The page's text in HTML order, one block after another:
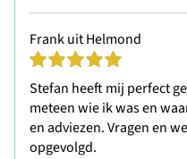
Frank uit Helmond
Stefan heeft mij perfect
meteen wie ik was en
en adviezen. Vragen en
opgevolgd.